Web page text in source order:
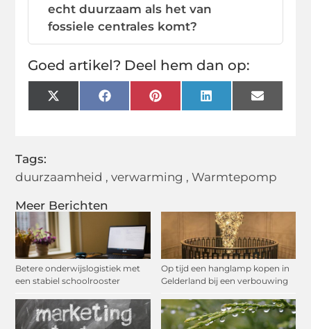
Meer Berichten
Betere onderwijslogistiek met
een stabiel schoolrooster
Op tijd een hanglamp kopen in
Gelderland bij een verbouwing
echt duurzaam als het van
fossiele centrales komt?
Goed artikel? Deel hem dan op:
X
(Twitter)
FacebookPinterestLinkedInEmail
Tags:
duurzaamheid ,verwarming ,Warmtepomp